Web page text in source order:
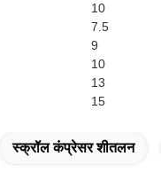
10
7.5
9
10
13
15
स्क्रॉल कंप्रेसर शीतलन